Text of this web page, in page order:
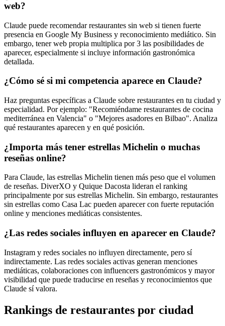
web?
Claude puede recomendar restaurantes sin web si tienen fuerte
presencia en Google My Business y reconocimiento mediático. Sin
embargo, tener web propia multiplica por 3 las posibilidades de
aparecer, especialmente si incluye información gastronómica
detallada.
¿Cómo sé si mi competencia aparece en Claude?
Haz preguntas específicas a Claude sobre restaurantes en tu ciudad y
especialidad. Por ejemplo: "Recomiéndame restaurantes de cocina
mediterránea en Valencia" o "Mejores asadores en Bilbao". Analiza
qué restaurantes aparecen y en qué posición.
¿Importa más tener estrellas Michelin o muchas
reseñas online?
Para Claude, las estrellas Michelin tienen más peso que el volumen
de reseñas. DiverXO y Quique Dacosta lideran el ranking
principalmente por sus estrellas Michelin. Sin embargo, restaurantes
sin estrellas como Casa Lac pueden aparecer con fuerte reputación
online y menciones mediáticas consistentes.
¿Las redes sociales influyen en aparecer en Claude?
Instagram y redes sociales no influyen directamente, pero sí
indirectamente. Las redes sociales activas generan menciones
mediáticas, colaboraciones con influencers gastronómicos y mayor
visibilidad que puede traducirse en reseñas y reconocimientos que
Claude sí valora.
Rankings de restaurantes por ciudad